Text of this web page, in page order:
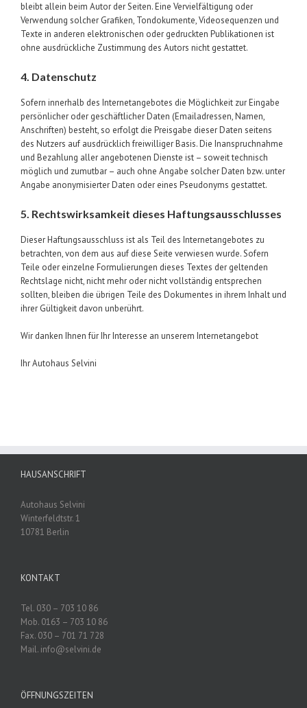
bleibt allein beim Autor der Seiten. Eine Vervielfältigung oder
Verwendung solcher Grafiken, Tondokumente, Videosequenzen und
Texte in anderen elektronischen oder gedruckten Publikationen ist
ohne ausdrückliche Zustimmung des Autors nicht gestattet.
4. Datenschutz
Sofern innerhalb des Internetangebotes die Möglichkeit zur Eingabe
persönlicher oder geschäftlicher Daten (Emailadressen, Namen,
Anschriften) besteht, so erfolgt die Preisgabe dieser Daten seitens
des Nutzers auf ausdrücklich freiwilliger Basis. Die Inanspruchnahme
und Bezahlung aller angebotenen Dienste ist – soweit technisch
möglich und zumutbar – auch ohne Angabe solcher Daten bzw. unter
Angabe anonymisierter Daten oder eines Pseudonyms gestattet.
5. Rechtswirksamkeit dieses Haftungsausschlusses
Dieser Haftungsausschluss ist als Teil des Internetangebotes zu
betrachten, von dem aus auf diese Seite verwiesen wurde. Sofern
Teile oder einzelne Formulierungen dieses Textes der geltenden
Rechtslage nicht, nicht mehr oder nicht vollständig entsprechen
sollten, bleiben die übrigen Teile des Dokumentes in ihrem Inhalt und
ihrer Gültigkeit davon unberührt.
Wir danken Ihnen für Ihr Interesse an unserem Internetangebot
Ihr Autohaus Selvini
HAUSANSCHRIFT
Autohaus Selvini
Winterfeldtstr. 1
10781 Berlin
KONTAKT
Tel. 030 – 703 10 86
Mob. 0163 – 703 10 86
Fax. 030 – 701 71 728
Mail. info@selvini.de
ÖFFNUNGSZEITEN